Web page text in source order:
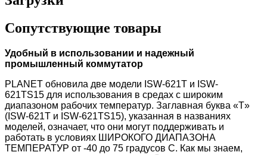
Сопутствующие товары
Удобный в использовании и надежный
промышленный коммутатор
PLANET обновила две модели ISW-621T и ISW-
621TS15 для использования в средах с широким
диапазоном рабочих температур. Заглавная буква «T»
(ISW-621T и ISW-621TS15), указанная в названиях
моделей, означает, что они могут поддерживать и
работать в условиях ШИРОКОГО ДИАПАЗОНА
ТЕМПЕРАТУР от -40 до 75 градусов C. Как мы знаем,